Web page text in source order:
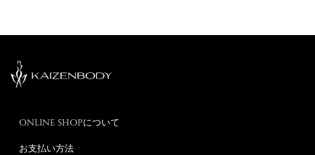
ONLINE SHOPについて
お支払い方法